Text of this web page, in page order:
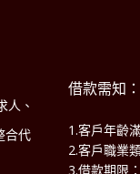
人、
合代
借款需知：
1.客戶年齡
2.客戶職業
3.借款期限